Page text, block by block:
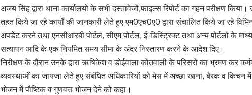
अजय सिंह द्वारा थाना कार्यालयो के सभी दस्तावेजों,फाइल्स रिपोर्ट का गहन परीक्षण
तहत किये जा रहे कार्यों की जानकारी लेते हुए एम0एच0ए0 द्वारा संचालित किये जा रहे
अपडेट करने तथा एनसीआरबी पोर्टल, सीएम पोर्टल, ई-डिस्ट्रिक्ट तथा अन्य पोर्टलों के
सत्यापन आदि के एक नियमित समय सीमा के अंदर निस्तारण करने के आदेश दिए।
निरीक्षण के दौरान उनके द्वारा ऋषिकेश व डोईवाला कोतवाली के परिसरो का भ्रमण कर
व्यवस्थाओं का जायजा लेते हुए संबंधित अधिकारियों को मेस में अच्छा खाना, बैरक व किचन में
भोजन में पौष्टिक व गुणवत्त भोजन देने को कहा।